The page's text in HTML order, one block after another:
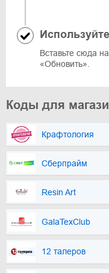
Вставьте сюда
«Обновить».
Коды для
Крафтология
Сберпрайм
Resin Art
GalaTexClub
12 талеров